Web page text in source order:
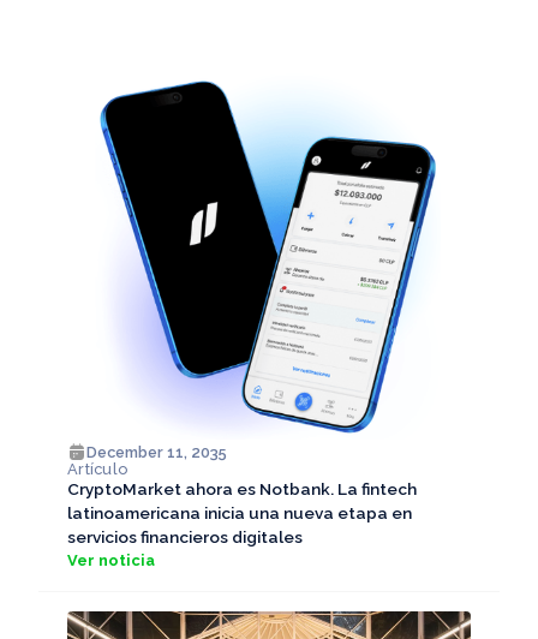
December 11, 2035
Artículo
CryptoMarket ahora es Notbank. La fintech
latinoamericana inicia una nueva etapa en
servicios financieros digitales
Ver noticia